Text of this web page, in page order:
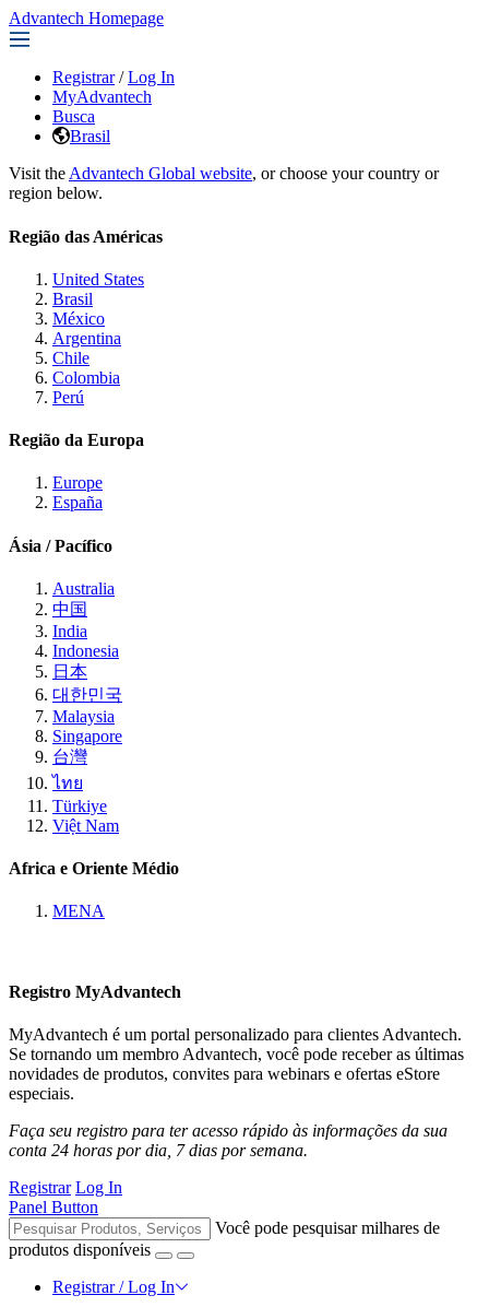
Advantech Homepage
Registrar / Log In
MyAdvantech
Busca
Brasil
Visit the Advantech Global website, or choose your country or
region below.
Região das Américas
United States
Brasil
México
Argentina
Chile
Colombia
Perú
Região da Europa
Europe
España
Ásia / Pacífico
Australia
中国
India
Indonesia
日本
대한민국
Malaysia
Singapore
台灣
ไทย
Türkiye
Việt Nam
Africa e Oriente Médio
MENA
Registro MyAdvantech
MyAdvantech é um portal personalizado para clientes Advantech.
Se tornando um membro Advantech, você pode receber as últimas
novidades de produtos, convites para webinars e ofertas eStore
especiais.
Faça seu registro para ter acesso rápido às informações da sua
conta 24 horas por dia, 7 dias por semana.
Registrar Log In
Panel Button
Você pode pesquisar milhares de
produtos disponíveis
Registrar / Log In